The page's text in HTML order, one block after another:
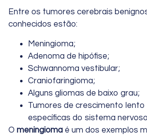
Entre os tumores cerebrais
conhecidos estão:
Meningioma;
Adenoma de hipófise;
Schwannoma vestibular;
Craniofaringioma;
Alguns gliomas de baixo grau;
Tumores de crescimento lento
específicas do sistema
O meningioma é um dos exemplos